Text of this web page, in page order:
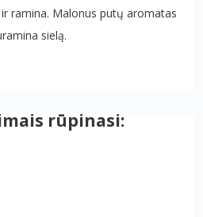
ramina. Malonus putų aromatas
sielą.
rūpinasi: